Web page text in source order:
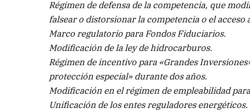
Régimen de defensa de la competencia, que
falsear o distorsionar la competencia o el acceso
Marco regulatorio para Fondos Fiduciarios.
Modificación de la ley de hidrocarburos.
Régimen de incentivo para «Grandes
protección especial» durante dos años.
Modificación en el régimen de empleabilidad
Unificación de los entes reguladores energéticos.